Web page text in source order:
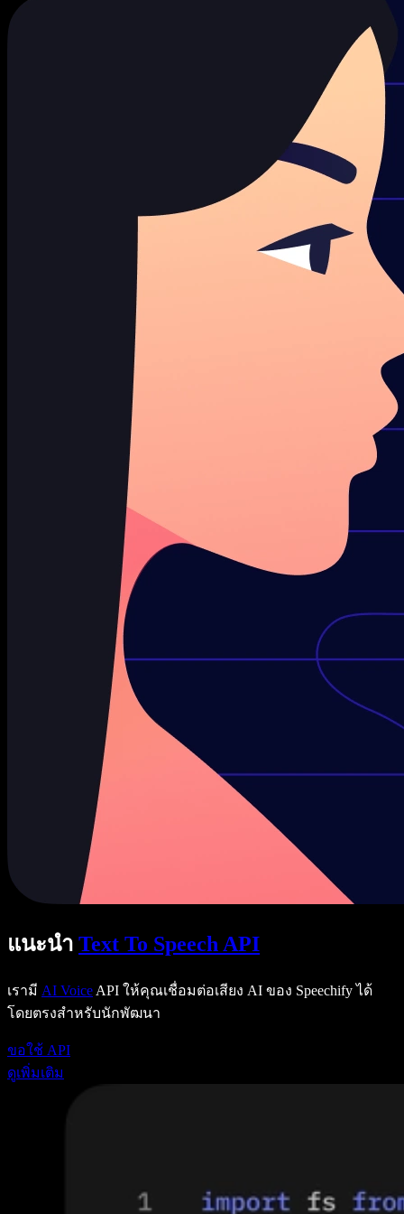
แนะนำ Text To Speech API
เรามี AI Voice API ให้คุณเชื่อมต่อเสียง AI ของ Speechify ได้
โดยตรงสำหรับนักพัฒนา
ขอใช้ API
ดูเพิ่มเติม